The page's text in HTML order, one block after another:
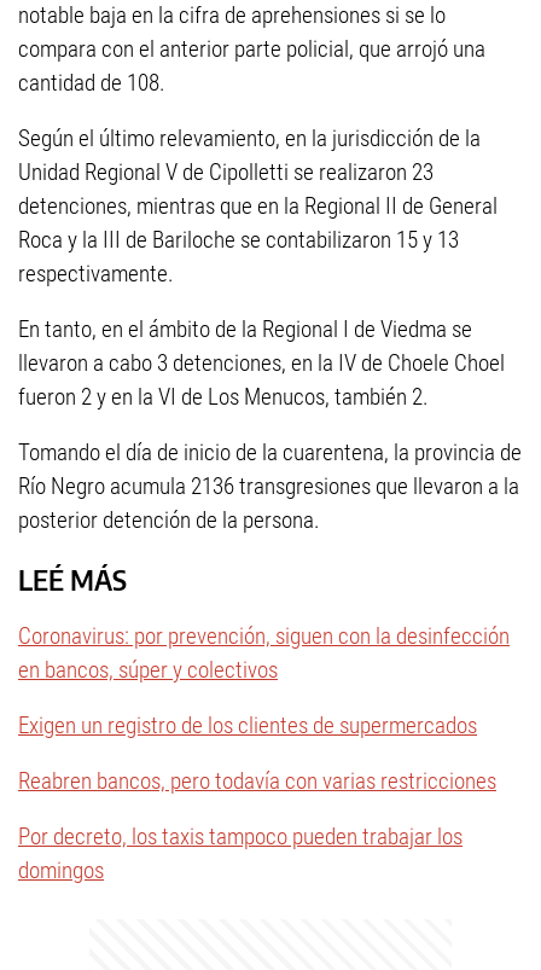
notable baja en la cifra de aprehensiones si se lo
compara con el anterior parte policial, que arrojó una
cantidad de 108.
Según el último relevamiento, en la jurisdicción de la
Unidad Regional V de Cipolletti se realizaron 23
detenciones, mientras que en la Regional II de General
Roca y la III de Bariloche se contabilizaron 15 y 13
respectivamente.
En tanto, en el ámbito de la Regional I de Viedma se
llevaron a cabo 3 detenciones, en la IV de Choele Choel
fueron 2 y en la VI de Los Menucos, también 2.
Tomando el día de inicio de la cuarentena, la provincia de
Río Negro acumula 2136 transgresiones que llevaron a la
posterior detención de la persona.
LEÉ MÁS
Coronavirus: por prevención, siguen con la desinfección
en bancos, súper y colectivos
Exigen un registro de los clientes de supermercados
Reabren bancos, pero todavía con varias restricciones
Por decreto, los taxis tampoco pueden trabajar los
domingos